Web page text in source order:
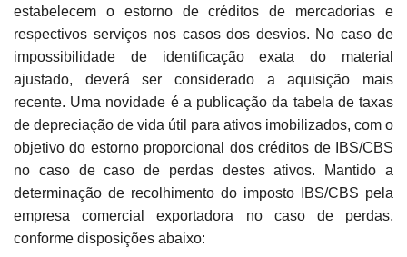
estabelecem o estorno de créditos de mercadorias e
respectivos serviços nos casos dos desvios. No caso de
impossibilidade de identificação exata do material
ajustado, deverá ser considerado a aquisição mais
recente. Uma novidade é a publicação da tabela de taxas
de depreciação de vida útil para ativos imobilizados, com o
objetivo do estorno proporcional dos créditos de IBS/CBS
no caso de caso de perdas destes ativos. Mantido a
determinação de recolhimento do imposto IBS/CBS pela
empresa comercial exportadora no caso de perdas,
conforme disposições abaixo: